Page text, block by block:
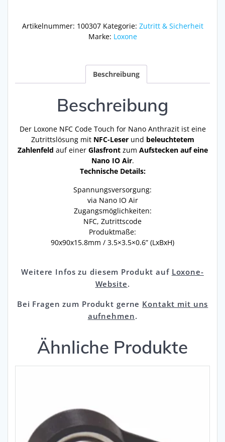
Menge
Artikelnummer: 100307 Kategorie: Zutritt & Sicherheit
Marke: Loxone
Beschreibung
Beschreibung
Der Loxone NFC Code Touch for Nano Anthrazit ist eine
Zutrittslösung mit NFC-Leserund beleuchtetem
Zahlenfeld auf einer Glasfrontzum Aufstecken auf eine
Nano IO Air.
Technische Details:
Spannungsversorgung:
via Nano IO Air
Zugangsmöglichkeiten:
NFC, Zutrittscode
Produktmaße:
90x90x15.8mm / 3.5×3.5×0.6” (LxBxH)
Weitere Infos zu diesem Produkt auf Loxone-
Website.
Bei Fragen zum Produkt gerne Kontakt mit uns
aufnehmen.
Ähnliche Produkte